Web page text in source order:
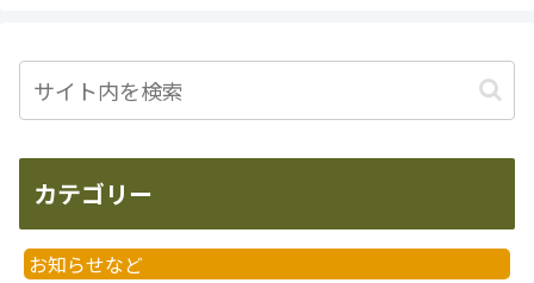
カテゴリー
お知らせなど